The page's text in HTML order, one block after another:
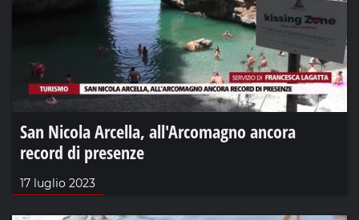
San Nicola Arcella, all'Arcomagno ancora
record di presenze
17 luglio 2023